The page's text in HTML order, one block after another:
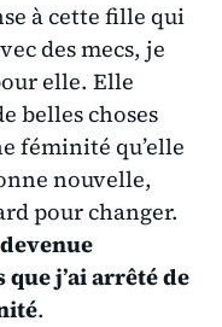
à cette fille qui
des mecs, je
elle. Elle
belles choses
féminité qu’elle
nouvelle,
pour changer.
j’ai arrêté de
.